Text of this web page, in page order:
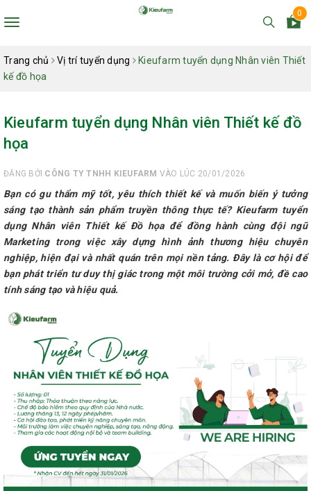
Toggle
0
Trang chủ Vị trí tuyển dụng
Kieufarm tuyển dụng Nhân viên Thiết
kế đồ họa
Kieufarm tuyển dụng Nhân viên Thiết kế đồ
họa
ĐĂNG BỞI CÔNG TY TNHH KIEUFARM VÀO LÚC 20/01/2026
Bạn có gu thẩm mỹ tốt, yêu thích thiết kế và muốn biến ý tưởng
sáng tạo thành sản phẩm truyền thông thực tế? Kieufarm tuyển
dụng Nhân viên Thiết kế Đồ họa để đồng hành cùng đội ngũ
Marketing trong việc xây dựng hình ảnh thương hiệu chuyên
nghiệp, hiện đại và nhất quán trên mọi nền tảng. Đây là cơ hội để
bạn phát triển tư duy thị giác trong một môi trường cởi mở, đề cao
tính sáng tạo và hiệu quả.